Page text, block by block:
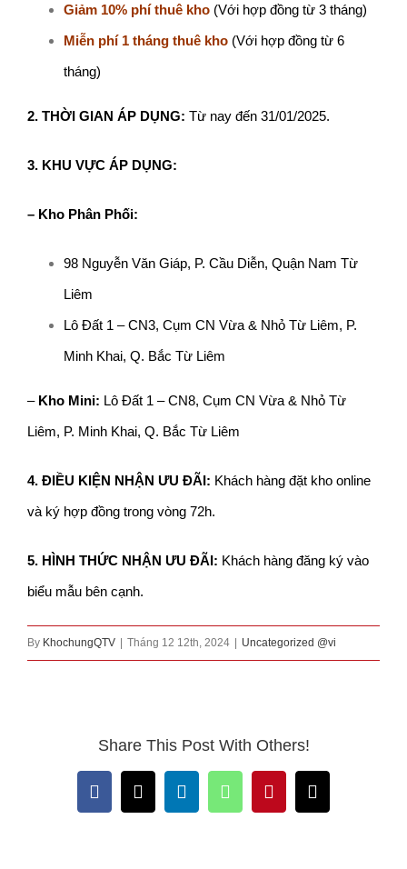
Giảm 10% phí thuê kho (Với hợp đồng từ 3 tháng)
Miễn phí 1 tháng thuê kho (Với hợp đồng từ 6
tháng)
2. THỜI GIAN ÁP DỤNG: Từ nay đến 31/01/2025.
3. KHU VỰC ÁP DỤNG:
– Kho Phân Phối:
98 Nguyễn Văn Giáp, P. Cầu Diễn, Quận Nam Từ
Liêm
Lô Đất 1 – CN3, Cụm CN Vừa & Nhỏ Từ Liêm, P.
Minh Khai, Q. Bắc Từ Liêm
– Kho Mini: Lô Đất 1 – CN8, Cụm CN Vừa & Nhỏ Từ
Liêm, P. Minh Khai, Q. Bắc Từ Liêm
4. ĐIỀU KIỆN NHẬN ƯU ĐÃI: Khách hàng đặt kho online
và ký hợp đồng trong vòng 72h.
5. HÌNH THỨC NHẬN ƯU ĐÃI: Khách hàng đăng ký vào
biểu mẫu bên cạnh.
By KhochungQTV | Tháng 12 12th, 2024 | Uncategorized @vi
Share This Post With Others!
Facebook
X LinkedInWhatsAppPinterestEmail